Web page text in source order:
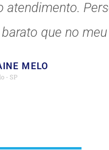
que no
MELO
- SP